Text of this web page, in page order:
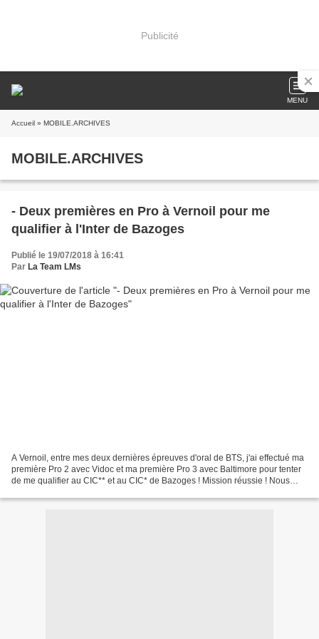
Publicité
MENU
Accueil » MOBILE.ARCHIVES
MOBILE.ARCHIVES
- Deux premières en Pro à Vernoil pour me
qualifier à l'Inter de Bazoges
Publié le 19/07/2018 à 16:41
Par La Team LMs
A Vernoil, entre mes deux dernières épreuves d'oral de BTS, j'ai effectué ma
première Pro 2 avec Vidoc et ma première Pro 3 avec Baltimore pour tenter
de me qualifier au CIC** et au CIC* de Bazoges ! Mission réussie ! Nous